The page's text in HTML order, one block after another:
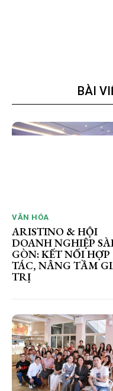
BÀI
VĂN HÓA
ARISTINO & HỘI
DOANH NGHIỆP
GÒN: KẾT NỐI HỢP
TÁC, NÂNG TẦM
TRỊ